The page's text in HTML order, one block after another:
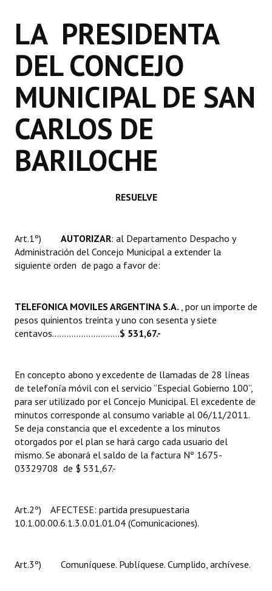
Premio al Mérito - Registro
Audiencias Públicas - Registro
Periodistas Decanos - Registro
Ciudadano Ilustre - Registro
Banca del Vecino - Registro
Bariloche, Municipio intercultural
REFORMA DE LA CARTA ORGÁNICA
LA PRESIDENTA
DEL CONCEJO
MUNICIPAL DE SAN
CARLOS DE
BARILOCHE
RESUELVE
Art.1º) AUTORIZAR: al Departamento Despacho y
Administración del Concejo Municipal a extender la
siguiente orden de pago a favor de:
TELEFONICA MOVILES ARGENTINA S.A. , por un importe de
pesos quinientos treinta y uno con sesenta y siete
centavos………...................$ 531,67.-
En concepto abono y excedente de llamadas de 28 líneas
de telefonía móvil con el servicio “Especial Gobierno 100”,
para ser utilizado por el Concejo Municipal. El excedente de
minutos corresponde al consumo variable al 06/11/2011.
Se deja constancia que el excedente a los minutos
otorgados por el plan se hará cargo cada usuario del
mismo. Se abonará el saldo de la factura Nº 1675-
03329708 de $ 531,67.-
Art.2º) AFECTESE: partida presupuestaria
10.1.00.00.6.1.3.0.01.01.04 (Comunicaciones).
Art.3º) Comuníquese. Publíquese. Cumplido, archívese.